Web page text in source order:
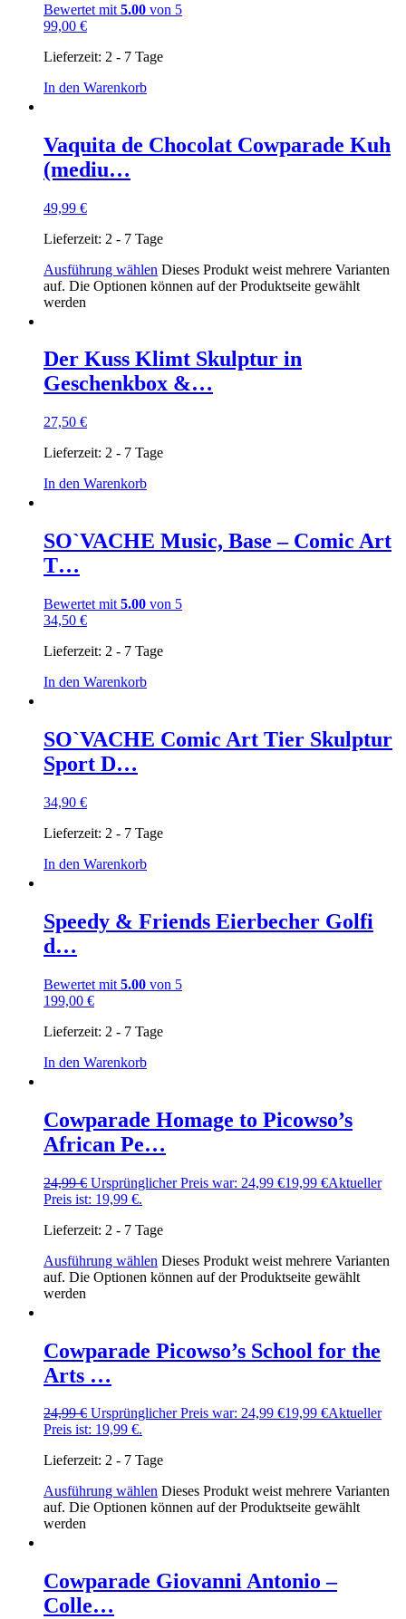
Bewertet mit 5.00 von 5
99,00 €
Lieferzeit: 2 - 7 Tage
In den Warenkorb
Vaquita de Chocolat Cowparade Kuh
(mediu…
49,99 €
Lieferzeit: 2 - 7 Tage
Ausführung wählen Dieses Produkt weist mehrere Varianten
auf. Die Optionen können auf der Produktseite gewählt
werden
Der Kuss Klimt Skulptur in
Geschenkbox &…
27,50 €
Lieferzeit: 2 - 7 Tage
In den Warenkorb
SO`VACHE Music, Base – Comic Art
T…
Bewertet mit 5.00 von 5
34,50 €
Lieferzeit: 2 - 7 Tage
In den Warenkorb
SO`VACHE Comic Art Tier Skulptur
Sport D…
34,90 €
Lieferzeit: 2 - 7 Tage
In den Warenkorb
Speedy & Friends Eierbecher Golfi
d…
Bewertet mit 5.00 von 5
199,00 €
Lieferzeit: 2 - 7 Tage
In den Warenkorb
Cowparade Homage to Picowso’s
African Pe…
24,99€ Ursprünglicher Preis war: 24,99 €19,99 €Aktueller
Preis ist: 19,99 €.
Lieferzeit: 2 - 7 Tage
Ausführung wählen Dieses Produkt weist mehrere Varianten
auf. Die Optionen können auf der Produktseite gewählt
werden
Cowparade Picowso’s School for the
Arts …
24,99€ Ursprünglicher Preis war: 24,99 €19,99 €Aktueller
Preis ist: 19,99 €.
Lieferzeit: 2 - 7 Tage
Ausführung wählen Dieses Produkt weist mehrere Varianten
auf. Die Optionen können auf der Produktseite gewählt
werden
Cowparade Giovanni Antonio –
Colle…